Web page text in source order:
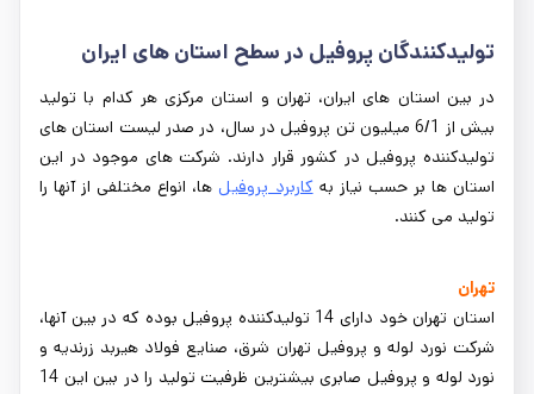
تولیدکنندگان پروفیل در سطح استان های ایران
در بین استان های ایران، تهران و استان مرکزی هر کدام با تولید
بیش از 6/1 میلیون تن پروفیل در سال، در صدر لیست استان های
تولیدکننده پروفیل در کشور قرار دارند. شرکت های موجود در این
استان ها بر حسب نیاز بهکاربرد پروفیل ها، انواع مختلفی از آنها را
تولید می کنند.
تهران
استان تهران خود دارای 14 تولیدکننده پروفیل بوده که در بین آنها،
شرکت نورد لوله و پروفیل تهران شرق، صنایع فولاد هیربد زرندیه و
نورد لوله و پروفیل صابری بیشترین ظرفیت تولید را در بین این 14